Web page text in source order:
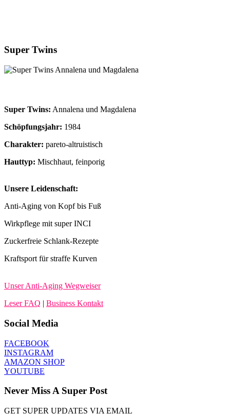
Super Twins
Super Twins: Annalena und Magdalena
Schöpfungsjahr: 1984
Charakter: pareto-altruistisch
Hauttyp: Mischhaut, feinporig
Unsere Leidenschaft:
Anti-Aging von Kopf bis Fuß
Wirkpflege mit super INCI
Zuckerfreie Schlank-Rezepte
Kraftsport für straffe Kurven
Unser Anti-Aging Wegweiser
Leser FAQ | Business Kontakt
Social Media
FACEBOOK
INSTAGRAM
AMAZON SHOP
YOUTUBE
Never Miss A Super Post
GET SUPER UPDATES VIA EMAIL